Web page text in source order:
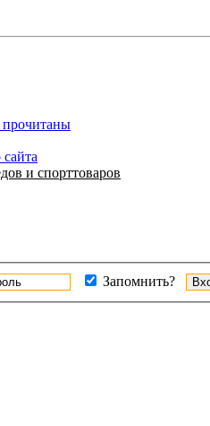
прочитаны
и спорттоваров
Запомнить?